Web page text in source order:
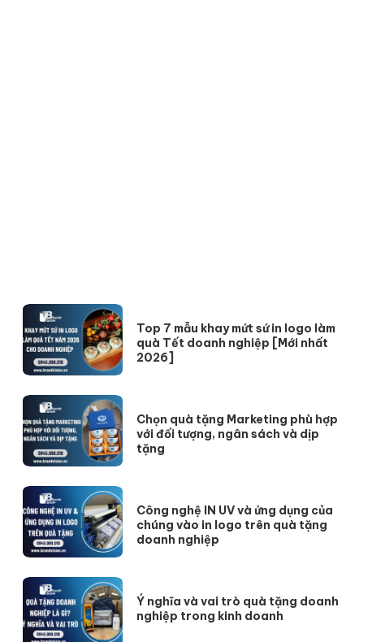
Top 7 mẫu khay mứt sứ in logo làm
quà Tết doanh nghiệp [Mới nhất
2026]
Chọn quà tặng Marketing phù hợp
với đối tượng, ngân sách và dịp
tặng
Công nghệ IN UV và ứng dụng của
chúng vào in logo trên quà tặng
doanh nghiệp
Ý nghĩa và vai trò quà tặng doanh
nghiệp trong kinh doanh